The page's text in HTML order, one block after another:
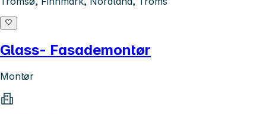
Glass- Fasademontør
Montør